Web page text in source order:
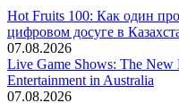
Hot Fruits 100: Как один
цифровом досуге в
07.08.2026
Live Game Shows: The New
Entertainment in Australia
07.08.2026